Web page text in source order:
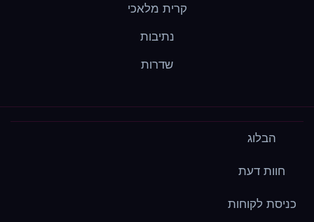
קרית מלאכי
נתיבות
שדרות
הבלוג
חוות דעת
כניסת לקוחות